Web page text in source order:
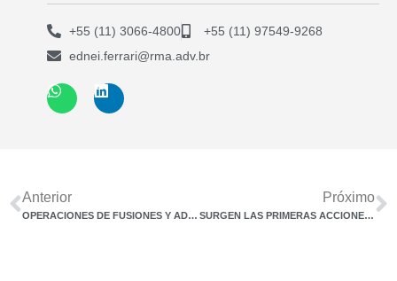
+55 (11) 3066-4800
+55 (11) 97549-9268
ednei.ferrari@rma.adv.br
Anterior
OPERACIONES DE FUSIONES Y ADQUISICIONES Y NEGOCIACIÓN DE EARN-OUT
Próximo
SURGEN LAS PRIMERAS ACCIONES POR INCUMPLIMIENTO DEL INFORME DE TRANSPARENCIA E IGUALDAD SALARIAL